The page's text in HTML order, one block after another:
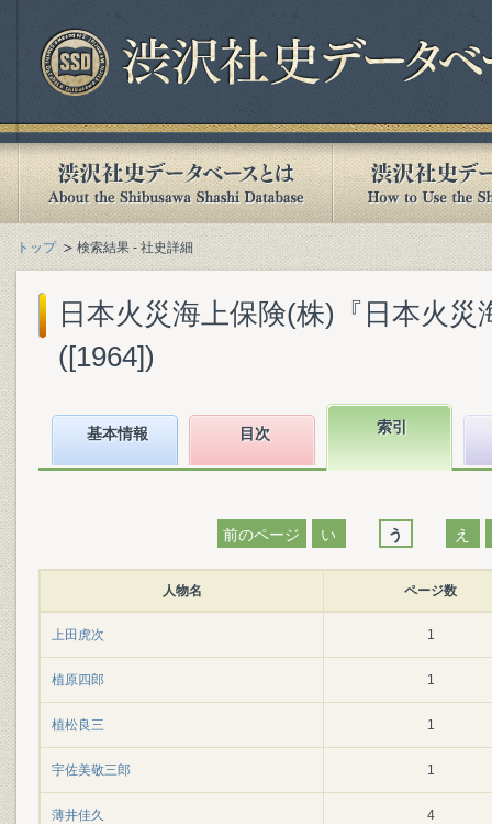
トップ 検索結果 - 社史詳細
日本火災海上保険(株)『日本火
([1964])
基本情報 目次 索引
前のページ い う え
人物名 ページ数
上田虎次 1
植原四郎 1
植松良三 1
宇佐美敬三郎 1
薄井佳久 4